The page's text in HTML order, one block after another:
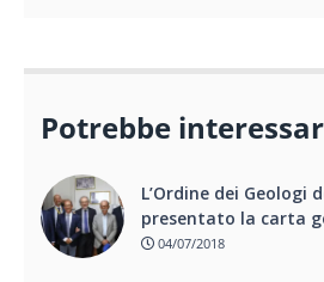
Potrebbe
L’Ordine dei Geologi
presentato la carta
04/07/2018